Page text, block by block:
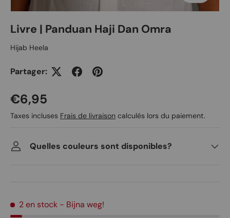
Livre | Panduan Haji Dan Omra
Hijab Heela
Partager:
Prix habituel
€6,95
Taxes incluses Frais de livraison calculés lors du paiement.
Quelles couleurs sont disponibles?
2 en stock - Bijna weg!